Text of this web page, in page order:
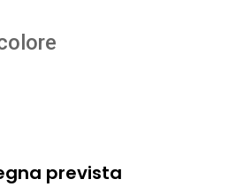
prevista